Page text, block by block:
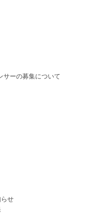
サーの募集について
らせ